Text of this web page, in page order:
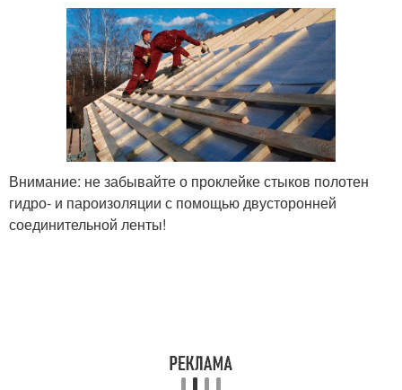
Внимание: не забывайте о проклейке стыков полотен
гидро- и пароизоляции с помощью двусторонней
соединительной ленты!